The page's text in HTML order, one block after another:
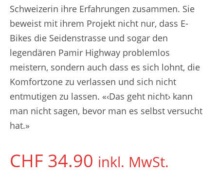
Schweizerin ihre Erfahrungen zusammen. Sie
beweist mit ihrem Projekt nicht nur, dass E-
Bikes die Seidenstrasse und sogar den
legendären Pamir Highway problemlos
meistern, sondern auch dass es sich lohnt, die
Komfortzone zu verlassen und sich nicht
entmutigen zu lassen. «‹Das geht nicht› kann
man nicht sagen, bevor man es selbst versucht
hat.»
CHF 34.90 inkl. MwSt.